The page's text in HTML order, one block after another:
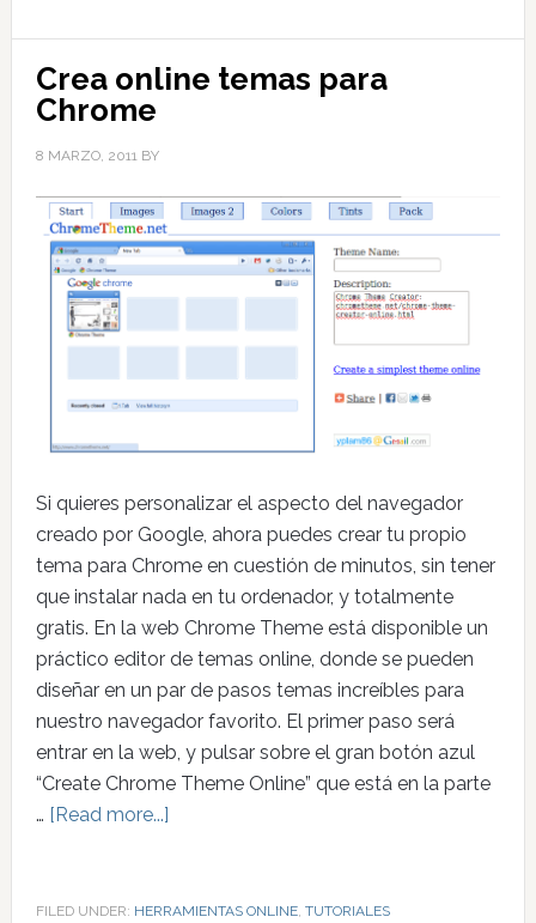
Crea online temas para
Chrome
8 MARZO, 2011 BY
Si quieres personalizar el aspecto del navegador
creado por Google, ahora puedes crear tu propio
tema para Chrome en cuestión de minutos, sin tener
que instalar nada en tu ordenador, y totalmente
gratis. En la web Chrome Theme está disponible un
práctico editor de temas online, donde se pueden
diseñar en un par de pasos temas increíbles para
nuestro navegador favorito. El primer paso será
entrar en la web, y pulsar sobre el gran botón azul
“Create Chrome Theme Online” que está en la parte
… [Read more...]
FILED UNDER: HERRAMIENTAS ONLINE, TUTORIALES